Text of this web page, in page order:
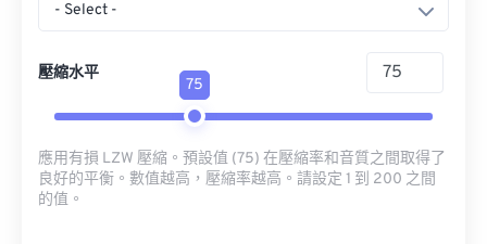
- Select -
壓縮水平
75
應用有損 LZW 壓縮。預設值 (75) 在壓縮率和音質之間取得了
良好的平衡。數值越高，壓縮率越高。請設定 1 到 200 之間
的值。